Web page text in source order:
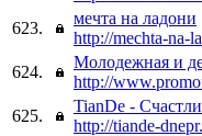
623.
мечта на ладони
http://mechta-na-
624.
Молодежная и
http://
625.
TianDe -
http://tiande-